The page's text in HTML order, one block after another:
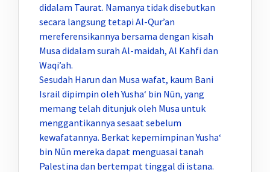
didalam Taurat. Namanya tidak disebutkan
secara langsung tetapi Al-Qur’an
mereferensikannya bersama dengan kisah
Musa didalam surah Al-maidah, Al Kahfi dan
Waqi’ah.
Sesudah Harun dan Musa wafat, kaum Bani
Israil dipimpin oleh Yusha‘ bin Nūn, yang
memang telah ditunjuk oleh Musa untuk
menggantikannya sesaat sebelum
kewafatannya. Berkat kepemimpinan Yusha‘
bin Nūn mereka dapat menguasai tanah
Palestina dan bertempat tinggal di istana.